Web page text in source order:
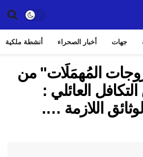
جهات أخبار الصحراء أنشطة ملكية
المُهمَلَات" من
العائلي :
اللازمة ….